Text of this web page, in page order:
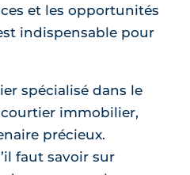
et les opportunités
indispensable pour
spécialisé dans le
immobilier,
précieux.
faut savoir sur